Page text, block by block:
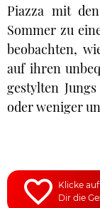
Piazza mit
Sommer zu
beobachten,
auf ihren
gestylten
oder weniger
Klicke
Dir die